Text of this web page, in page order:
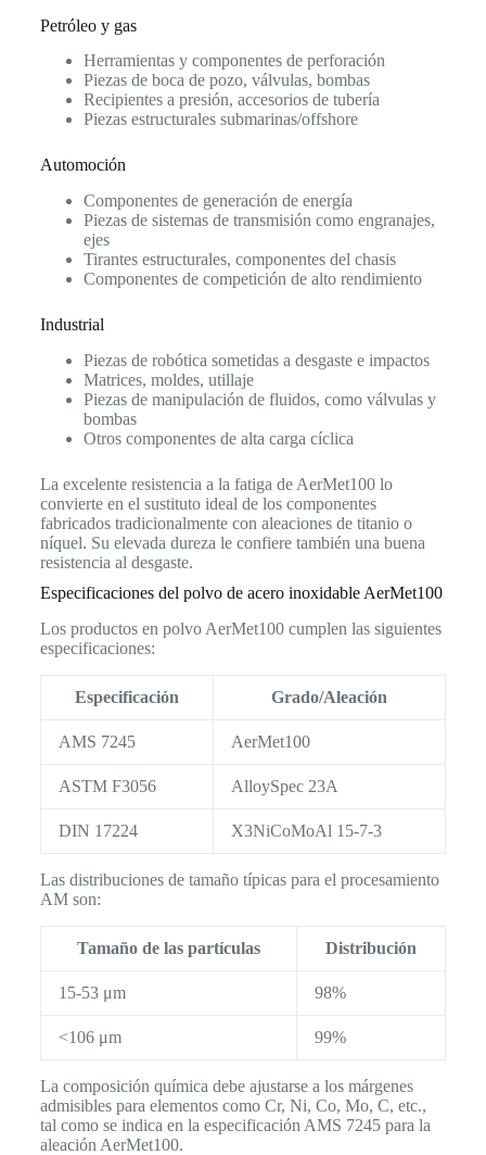
Petróleo y gas
Herramientas y componentes de perforación
Piezas de boca de pozo, válvulas, bombas
Recipientes a presión, accesorios de tubería
Piezas estructurales submarinas/offshore
Automoción
Componentes de generación de energía
Piezas de sistemas de transmisión como engranajes,
ejes
Tirantes estructurales, componentes del chasis
Componentes de competición de alto rendimiento
Industrial
Piezas de robótica sometidas a desgaste e impactos
Matrices, moldes, utillaje
Piezas de manipulación de fluidos, como válvulas y
bombas
Otros componentes de alta carga cíclica
La excelente resistencia a la fatiga de AerMet100 lo
convierte en el sustituto ideal de los componentes
fabricados tradicionalmente con aleaciones de titanio o
níquel. Su elevada dureza le confiere también una buena
resistencia al desgaste.
Especificaciones del polvo de acero inoxidable AerMet100
Los productos en polvo AerMet100 cumplen las siguientes
especificaciones:
Especificación Grado/Aleación
AMS 7245 AerMet100
ASTM F3056 AlloySpec 23A
DIN 17224 X3NiCoMoAl 15-7-3
Las distribuciones de tamaño típicas para el procesamiento
AM son:
Tamaño de las partículas Distribución
15-53 μm 98%
<106 μm 99%
La composición química debe ajustarse a los márgenes
admisibles para elementos como Cr, Ni, Co, Mo, C, etc.,
tal como se indica en la especificación AMS 7245 para la
aleación AerMet100.